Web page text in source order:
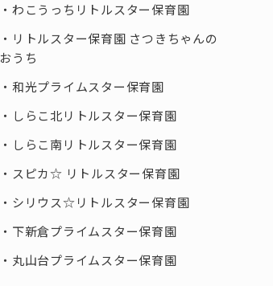
わこうっちリトルスター保育園
リトルスター保育園 さつきちゃんの
おうち
和光プライムスター保育園
しらこ北リトルスター保育園
しらこ南リトルスター保育園
スピカ☆ リトルスター保育園
シリウス☆リトルスター保育園
下新倉プライムスター保育園
丸山台プライムスター保育園